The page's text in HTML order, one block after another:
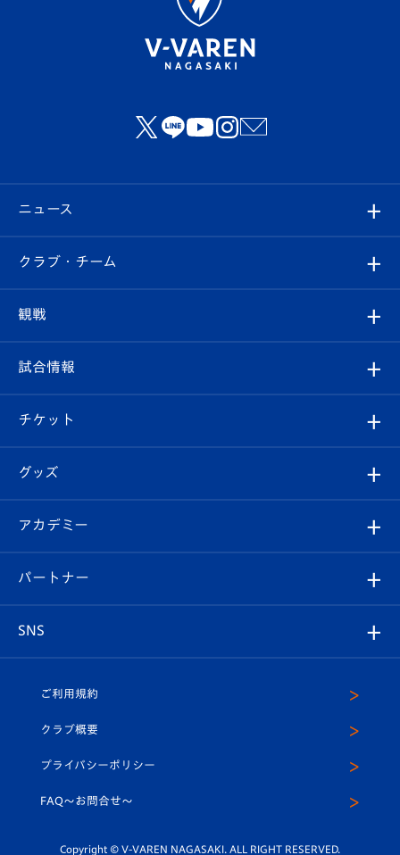
ニュース
すべて
クラブ
試合情報
チケット
イベント
メディア
ホームタウン
クラブ・チーム
クラブ概要
エンブレム紹介
スタッフプロフィール
マスコット紹介
平和祈念活動
ホームタウン活動
観戦
観戦ルール
はじめての観戦ガイド
Revive Team
ヴィヴィくんの長崎おもてなしガイド
試合情報
試合日程/結果
フォトギャラリー
スタジアムグルメ
チケット
チケット
V-LOVERS（ファンクラブ）
プレイヤーズスイート
グッズ
オンラインショップ
店舗情報
アカデミー
育成からのお知らせ
U-18
スクール
パートナー
SNS
ヴィヴィくんインスタグラム
公式LINE＠
ご利用規約
クラブ概要
プライバシーポリシー
FAQ〜お問合せ〜
Copyright © V-VAREN NAGASAKI. ALL RIGHT RESERVED.